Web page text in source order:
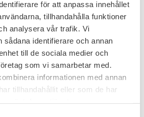
för att anpassa innehållet
tillhandahålla funktioner
analysera vår trafik. Vi
sådana identifierare och annan
till de sociala medier och
som vi samarbetar med.
informationen med annan
tillhandahållit eller som de har